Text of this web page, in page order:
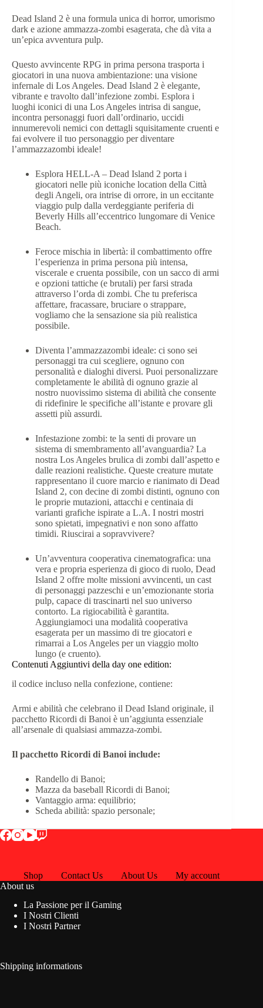
Dead Island 2 è una formula unica di horror, umorismo
dark e azione ammazza-zombi esagerata, che dà vita a
un’epica avventura pulp.
Questo avvincente RPG in prima persona trasporta i
giocatori in una nuova ambientazione: una visione
infernale di Los Angeles. Dead Island 2 è elegante,
vibrante e travolto dall’infezione zombi. Esplora i
luoghi iconici di una Los Angeles intrisa di sangue,
incontra personaggi fuori dall’ordinario, uccidi
innumerevoli nemici con dettagli squisitamente cruenti e
fai evolvere il tuo personaggio per diventare
l’ammazzazombi ideale!
Esplora HELL-A – Dead Island 2 porta i
giocatori nelle più iconiche location della Città
degli Angeli, ora intrise di orrore, in un eccitante
viaggio pulp dalla verdeggiante periferia di
Beverly Hills all’eccentrico lungomare di Venice
Beach.
Feroce mischia in libertà: il combattimento offre
l’esperienza in prima persona più intensa,
viscerale e cruenta possibile, con un sacco di armi
e opzioni tattiche (e brutali) per farsi strada
attraverso l’orda di zombi. Che tu preferisca
affettare, fracassare, bruciare o strappare,
vogliamo che la sensazione sia più realistica
possibile.
Diventa l’ammazzazombi ideale: ci sono sei
personaggi tra cui scegliere, ognuno con
personalità e dialoghi diversi. Puoi personalizzare
completamente le abilità di ognuno grazie al
nostro nuovissimo sistema di abilità che consente
di ridefinire le specifiche all’istante e provare gli
assetti più assurdi.
Infestazione zombi: te la senti di provare un
sistema di smembramento all’avanguardia? La
nostra Los Angeles brulica di zombi dall’aspetto e
dalle reazioni realistiche. Queste creature mutate
rappresentano il cuore marcio e rianimato di Dead
Island 2, con decine di zombi distinti, ognuno con
le proprie mutazioni, attacchi e centinaia di
varianti grafiche ispirate a L.A. I nostri mostri
sono spietati, impegnativi e non sono affatto
timidi. Riuscirai a sopravvivere?
Un’avventura cooperativa cinematografica: una
vera e propria esperienza di gioco di ruolo, Dead
Island 2 offre molte missioni avvincenti, un cast
di personaggi pazzeschi e un’emozionante storia
pulp, capace di trascinarti nel suo universo
contorto. La rigiocabilità è garantita.
Aggiungiamoci una modalità cooperativa
esagerata per un massimo di tre giocatori e
rimarrai a Los Angeles per un viaggio molto
lungo (e cruento).
Contenuti Aggiuntivi della day one edition:
il codice incluso nella confezione, contiene:
Armi e abilità che celebrano il Dead Island originale, il
pacchetto Ricordi di Banoi è un’aggiunta essenziale
all’arsenale di qualsiasi ammazza-zombi.
Il pacchetto Ricordi di Banoi include:
Randello di Banoi;
Mazza da baseball Ricordi di Banoi;
Vantaggio arma: equilibrio;
Scheda abilità: spazio personale;
Shop Contact Us About Us
My account
About us
La Passione per il Gaming
I Nostri Clienti
I Nostri Partner
Shipping informations